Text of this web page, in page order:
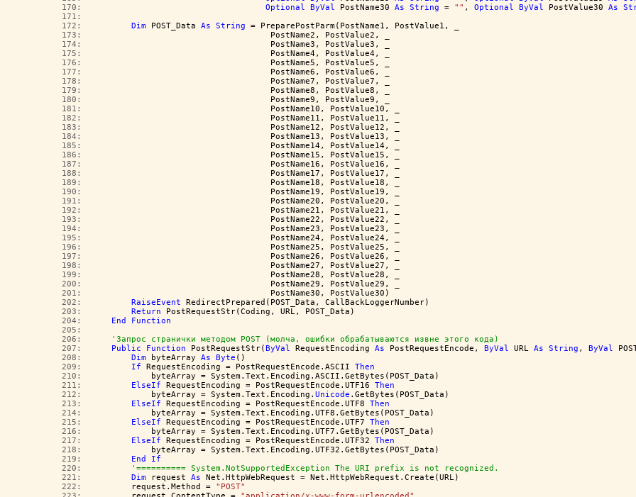
170:
Optional ByVal PostName30 As String = "" , Optional ByVal PostValue30 As
171:
172:
Dim POST_Data As String = PreparePostParm(PostName1, PostValue1, _
173:
                                    PostName2, PostValue2, _
174:
                                    PostName3, PostValue3, _
175:
                                    PostName4, PostValue4, _
176:
                                    PostName5, PostValue5, _
177:
                                    PostName6, PostValue6, _
178:
                                    PostName7, PostValue7, _
179:
                                    PostName8, PostValue8, _
180:
                                    PostName9, PostValue9, _
181:
                                    PostName10, PostValue10, _
182:
                                    PostName11, PostValue11, _
183:
                                    PostName12, PostValue12, _
184:
                                    PostName13, PostValue13, _
185:
                                    PostName14, PostValue14, _
186:
                                    PostName15, PostValue15, _
187:
                                    PostName16, PostValue16, _
188:
                                    PostName17, PostValue17, _
189:
                                    PostName18, PostValue18, _
190:
                                    PostName19, PostValue19, _
191:
                                    PostName20, PostValue20, _
192:
                                    PostName21, PostValue21, _
193:
                                    PostName22, PostValue22, _
194:
                                    PostName23, PostValue23, _
195:
                                    PostName24, PostValue24, _
196:
                                    PostName25, PostValue25, _
197:
                                    PostName26, PostValue26, _
198:
                                    PostName27, PostValue27, _
199:
                                    PostName28, PostValue28, _
200:
                                    PostName29, PostValue29, _
201:
                                    PostName30, PostValue30)
202:
RaiseEvent RedirectPrepared(POST_Data, CallBackLoggerNumber)
203:
Return PostRequestStr(Coding, URL, POST_Data)
204:
End
Function
205:
206:
'Запрос странички методом POST (молча, ошибки обрабатываются извне этого кода)
207:
Public Function PostRequestStr(ByVal RequestEncoding As PostRequestEncode, ByVal URL As String , ByVal
208:
Dim byteArray As Byte ()
209:
If RequestEncoding = PostRequestEncode.ASCII Then
210:
            byteArray = System.Text.Encoding.ASCII.GetBytes(POST_Data)
211:
ElseIf RequestEncoding = PostRequestEncode.UTF16 Then
212:
            byteArray = System.Text.Encoding.
Unicode .GetBytes(POST_Data)
213:
ElseIf RequestEncoding = PostRequestEncode.UTF8 Then
214:
            byteArray = System.Text.Encoding.UTF8.GetBytes(POST_Data)
215:
ElseIf RequestEncoding = PostRequestEncode.UTF7 Then
216:
            byteArray = System.Text.Encoding.UTF7.GetBytes(POST_Data)
217:
ElseIf RequestEncoding = PostRequestEncode.UTF32 Then
218:
            byteArray = System.Text.Encoding.UTF32.GetBytes(POST_Data)
219:
End
If
220:
'========== System.NotSupportedException The URI prefix is not recognized.
221:
Dim request As Net.HttpWebRequest = Net.HttpWebRequest.Create(URL)
222:
        request.Method =
"POST"